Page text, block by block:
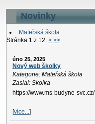
Novinky
Mateřská škola
Stránka 1 z 12 > >>
úno 25, 2025
Nový web školky
Kategorie: Mateřská škola
Zaslal: Skolka
https://www.ms-budyne-svc.cz/
[více...]